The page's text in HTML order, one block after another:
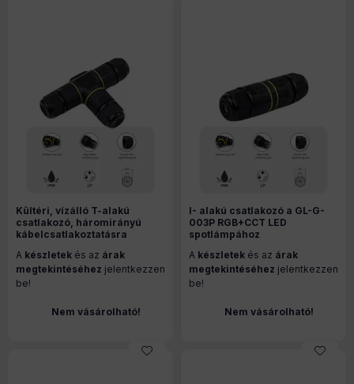
Kültéri, vízálló T-alakú
csatlakozó, háromirányú
kábelcsatlakoztatásra
A készletek és az árak
megtekintéséhez jelentkezzen
be!
Nem vásárolható!
I- alakú csatlakozó a GL-G-
003P RGB+CCT LED
spotlámpához
A készletek és az árak
megtekintéséhez jelentkezzen
be!
Nem vásárolható!